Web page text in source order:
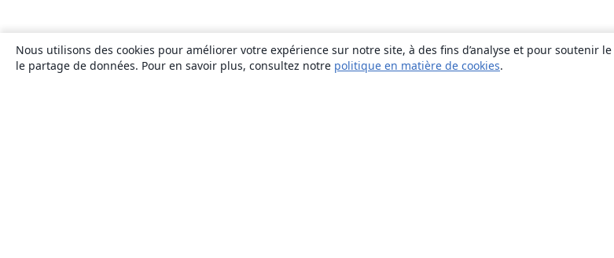
Nous utilisons des cookies pour améliorer votre expérience sur notre site, à des fins d’analyse et pour soutenir
le partage de données. Pour en savoir plus, consultez notre politique en matière de cookies.